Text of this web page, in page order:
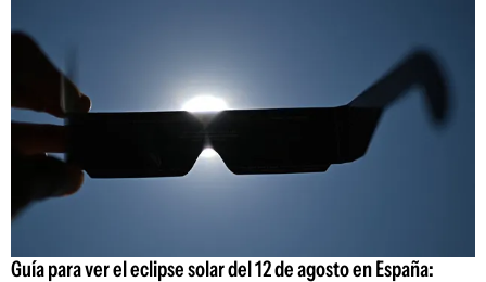
Guía para ver el eclipse solar del 12 de agosto en España: